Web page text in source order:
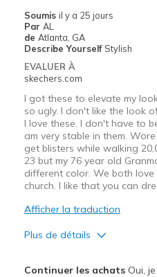
Soumis il y a 25 jours
Par AL
de Atlanta, GA
Describe Yourself Stylish
EVALUER À
skechers.com
I got these to elevate my
so ugly. I don't like the look
I love these. I don't have to
am very stable in them.
get blisters while walking
23 but my 76 year old
different color. We both
church. I like that you can
Afficher la traduction
Plus de détails
Continuer les achatsOui,